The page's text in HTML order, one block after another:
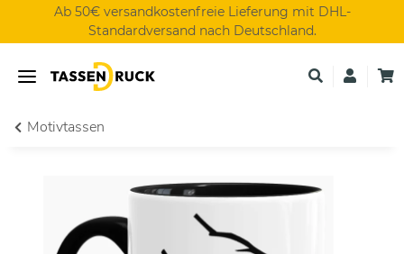
Ab 50€ versandkostenfreie Lieferung mit DHL-
Standardversand nach Deutschland.
Motivtassen